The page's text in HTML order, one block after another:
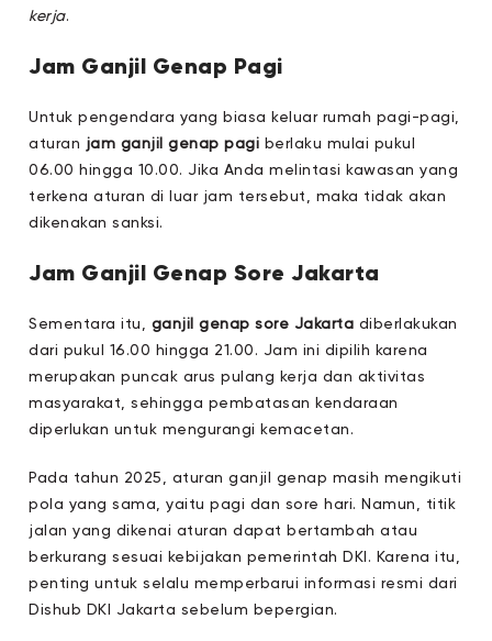
kerja.
Jam Ganjil Genap Pagi
Untuk pengendara yang biasa keluar rumah pagi-pagi,
aturan jam ganjil genap pagi berlaku mulai pukul
06.00 hingga 10.00. Jika Anda melintasi kawasan yang
terkena aturan di luar jam tersebut, maka tidak akan
dikenakan sanksi.
Jam Ganjil Genap Sore Jakarta
Sementara itu, ganjil genap sore Jakarta diberlakukan
dari pukul 16.00 hingga 21.00. Jam ini dipilih karena
merupakan puncak arus pulang kerja dan aktivitas
masyarakat, sehingga pembatasan kendaraan
diperlukan untuk mengurangi kemacetan.
Pada tahun 2025, aturan ganjil genap masih mengikuti
pola yang sama, yaitu pagi dan sore hari. Namun, titik
jalan yang dikenai aturan dapat bertambah atau
berkurang sesuai kebijakan pemerintah DKI. Karena itu,
penting untuk selalu memperbarui informasi resmi dari
Dishub DKI Jakarta sebelum bepergian.